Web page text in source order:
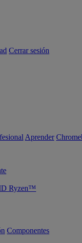
Cerrar sesión
Aprender
Ryzen™
Componentes